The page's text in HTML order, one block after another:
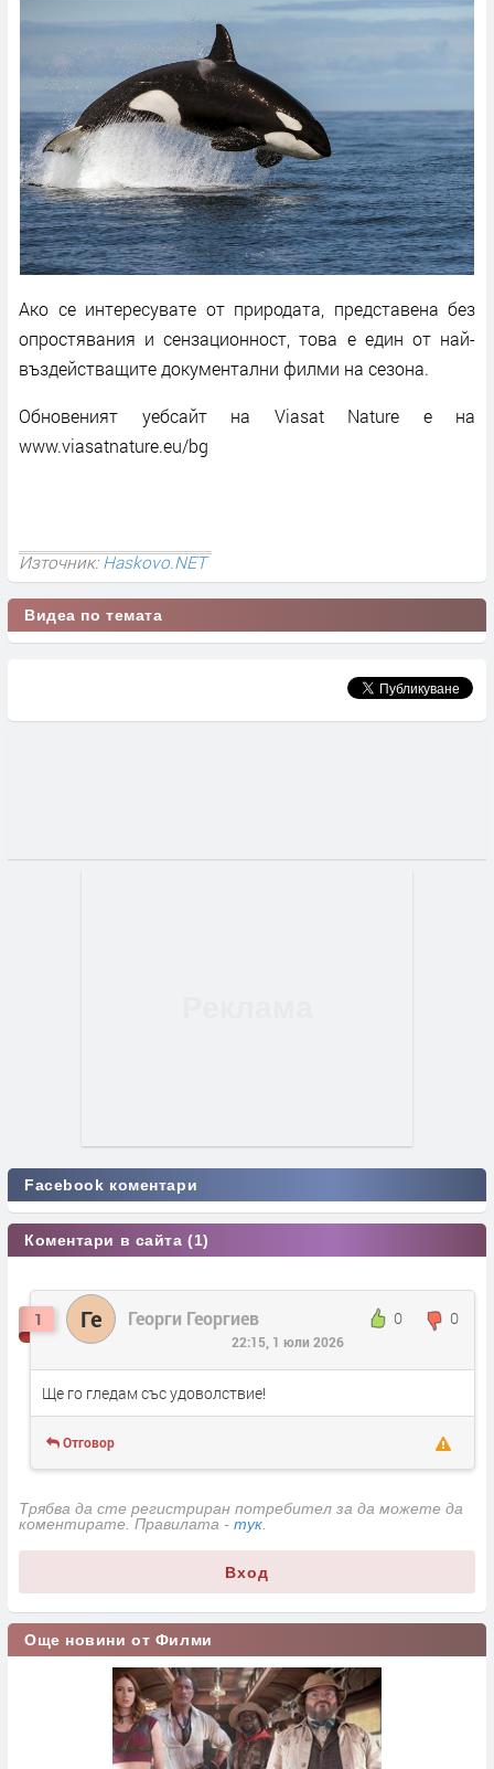
Ако се интересувате от природата, представена без
опростявания и сензационност, това е един от най-
въздействащите документални филми на сезона.
Обновеният уебсайт на Viasat Nature е на
www.viasatnature.eu/bg
Източник: Haskovo.NET
Видеа по темата
Facebook коментари
Коментари в сайта (1)
1 Ге Георги Георгиев 0 0
22:15, 1 юли 2026
Ще го гледам със удоволствие!
Отговор
Трябва да сте регистриран потребител за да можете да
коментирате. Правилата - тук
Вход
Още новини от Филми